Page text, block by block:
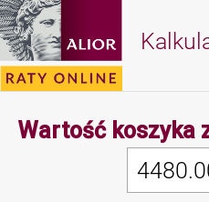
Wartość koszyka